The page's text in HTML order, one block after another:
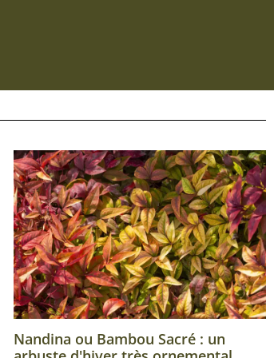
Nandina ou Bambou Sacré : un